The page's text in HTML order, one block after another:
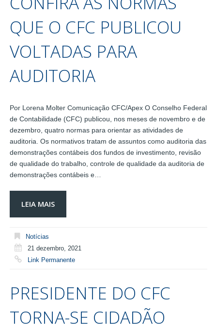
QUE O CFC PUBLICOU
VOLTADAS PARA
AUDITORIA
Por Lorena Molter Comunicação CFC/Apex O Conselho Federal
de Contabilidade (CFC) publicou, nos meses de novembro e de
dezembro, quatro normas para orientar as atividades de
auditoria. Os normativos tratam de assuntos como auditoria das
demonstrações contábeis dos fundos de investimento, revisão
de qualidade do trabalho, controle de qualidade da auditoria de
demonstrações contábeis e…
LEIA MAIS
Notícias
21 dezembro, 2021
Link Permanente
PRESIDENTE DO CFC
TORNA-SE CIDADÃO